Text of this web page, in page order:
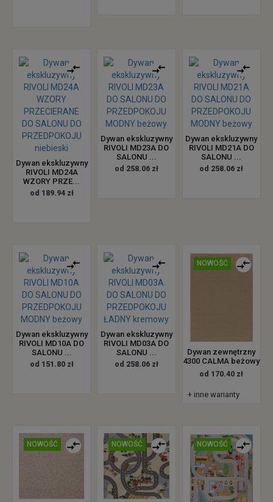
Dywan ekskluzywny
RIVOLI MD24A
WZORY PRZE...
od 189.94 zł
Dywan ekskluzywny
RIVOLI MD23A DO
SALONU ...
od 258.06 zł
Dywan ekskluzywny
RIVOLI MD21A DO
SALONU ...
od 258.06 zł
Dywan ekskluzywny
RIVOLI MD10A DO
SALONU ...
od 151.80 zł
Dywan ekskluzywny
RIVOLI MD03A DO
SALONU ...
od 258.06 zł
NOWOŚĆ
Dywan zewnętrzny
4300 CALMA beżowy
od 170.40 zł
+ inne warianty
NOWOŚĆ NOWOŚĆ NOWOŚĆ